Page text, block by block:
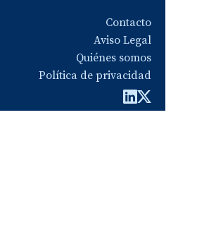
Contacto
Aviso Legal
Quiénes somos
Política de privacidad